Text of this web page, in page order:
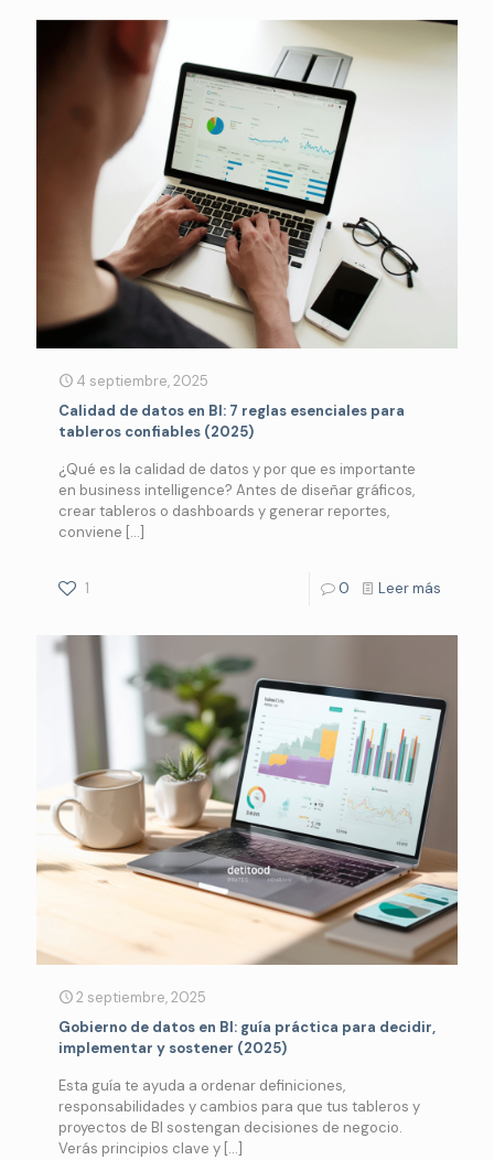
4 septiembre, 2025
Calidad de datos en BI: 7 reglas esenciales para
tableros confiables (2025)
¿Qué es la calidad de datos y por que es importante
en business intelligence? Antes de diseñar gráficos,
crear tableros o dashboards y generar reportes,
conviene […]
1 0 Leer más
2 septiembre, 2025
Gobierno de datos en BI: guía práctica para decidir,
implementar y sostener (2025)
Esta guía te ayuda a ordenar definiciones,
responsabilidades y cambios para que tus tableros y
proyectos de BI sostengan decisiones de negocio.
Verás principios clave y […]